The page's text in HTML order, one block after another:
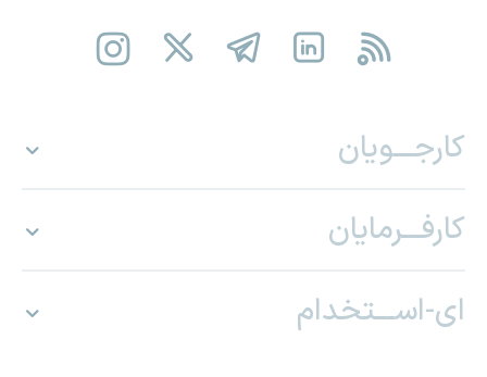
کارجـــویان
کارفـــرمایان
ای-اســـتخدام